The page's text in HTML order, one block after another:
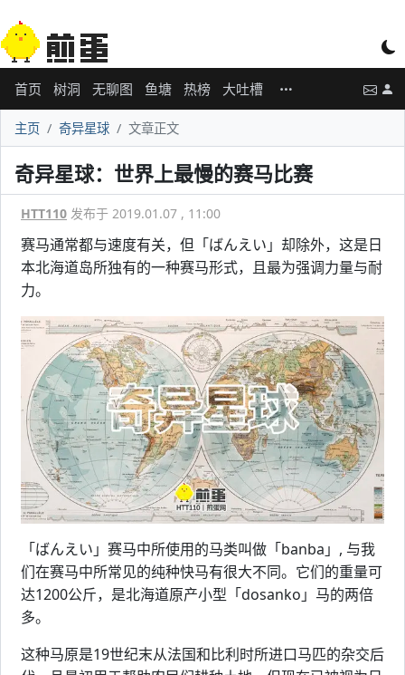
首页 树洞 无聊图 鱼塘 热榜 大吐槽
主页 奇异星球 文章正文
奇异星球：世界上最慢的赛马比赛
HTT110 发布于 2019.01.07 , 11:00
赛马通常都与速度有关，但「ばんえい」却除外，这是日
本北海道岛所独有的一种赛马形式，且最为强调力量与耐
力。
「ばんえい」赛马中所使用的马类叫做「banba」, 与我
们在赛马中所常见的纯种快马有很大不同。它们的重量可
达1200公斤，是北海道原产小型「dosanko」马的两倍
多。
这种马原是19世纪末从法国和比利时所进口马匹的杂交后